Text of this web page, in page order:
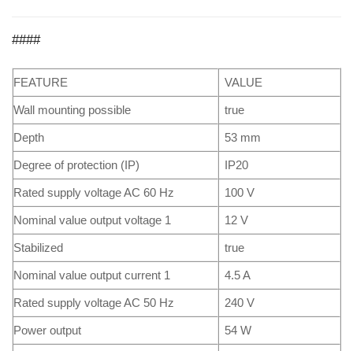
####
FEATURE VALUE
Wall mounting possible true
Depth 53 mm
Degree of protection (IP) IP20
Rated supply voltage AC 60 Hz 100 V
Nominal value output voltage 1 12 V
Stabilized true
Nominal value output current 1 4.5 A
Rated supply voltage AC 50 Hz 240 V
Power output 54 W